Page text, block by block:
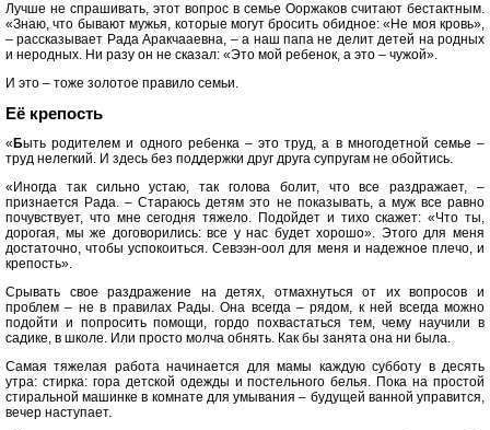
Лучше не спрашивать, этот вопрос в семье Ооржаков считают бестактным.
«Знаю, что бывают мужья, которые могут бросить обидное: «Не моя кровь»,
– рассказывает Рада Аракчааевна, – а наш папа не делит детей на родных
и неродных. Ни разу он не сказал: «Это мой ребенок, а это – чужой».
И это – тоже золотое правило семьи.
Её крепость
« Быть родителем и одного ребенка – это труд, а в многодетной семье –
труд нелегкий. И здесь без поддержки друг друга супругам не обойтись.
«Иногда так сильно устаю, так голова болит, что все раздражает, –
признается Рада. – Стараюсь детям это не показывать, а муж все равно
почувствует, что мне сегодня тяжело. Подойдет и тихо скажет: «Что ты,
дорогая, мы же договорились: все у нас будет хорошо». Этого для меня
достаточно, чтобы успокоиться. Севээн-оол для меня и надежное плечо, и
крепость».
Срывать свое раздражение на детях, отмахнуться от их вопросов и
проблем – не в правилах Рады. Она всегда – рядом, к ней всегда можно
подойти и попросить помощи, гордо похвастаться тем, чему научили в
садике, в школе. Или просто молча обнять. Как бы занята она ни была.
Самая тяжелая работа начинается для мамы каждую субботу в десять
утра: стирка: гора детской одежды и постельного белья. Пока на простой
стиральной машинке в комнате для умывания – будущей ванной управится,
вечер наступает.